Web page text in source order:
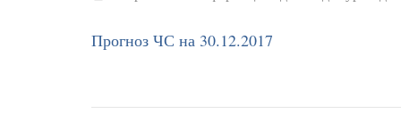
Прогноз ЧС на 30.12.2017